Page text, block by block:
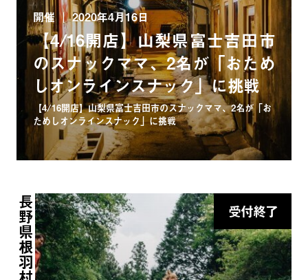
開催 2020年4月16日
【4/16開店】山梨県富士吉田市
のスナックママ、2名が「おため
しオンラインスナック」に挑戦
【4/16開店】山梨県富士吉田市のスナックママ、2名が「お
ためしオンラインスナック」に挑戦
受付終了
長野県根羽村